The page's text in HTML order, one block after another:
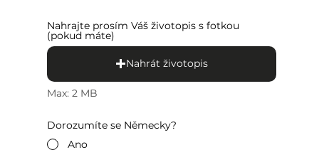
Nahrajte prosím Váš životopis s fotkou
(pokud máte)
Nahrát životopis
Max: 2 MB
Dorozumíte se Německy?
Ano